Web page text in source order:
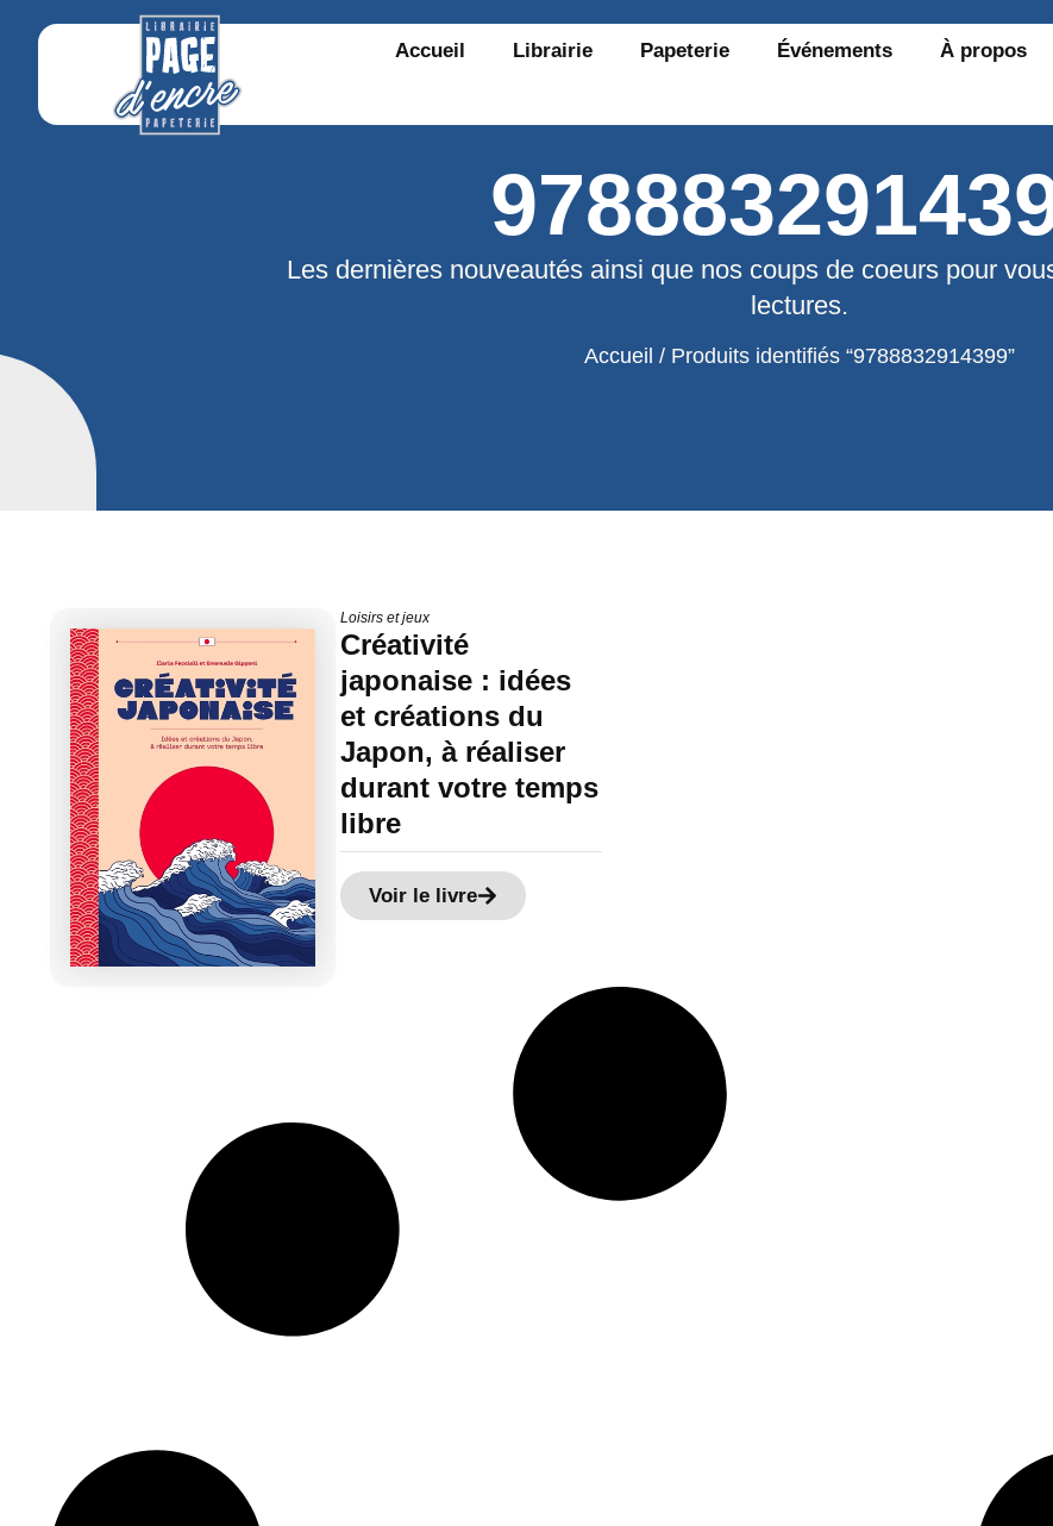
Accueil Librairie Papeterie Événements À propos
Les dernières nouveautés ainsi que nos coups de coeurs pour
lectures.
Accueil / Produits identifiés “9788832914399”
Loisirs et jeux
Créativité
japonaise : idées
et créations du
Japon, à réaliser
durant votre temps
libre
Voir le livre